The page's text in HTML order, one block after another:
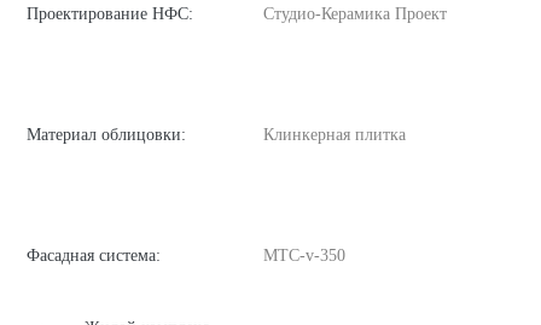
Проектирование НФС: Студио-Керамика Проект
Материал облицовки: Клинкерная плитка
Фасадная система: MTC-v-350